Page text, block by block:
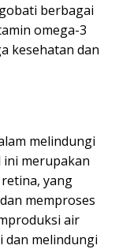
berbagai
omega-3
kesehatan dan
melindungi
ini merupakan
yang
memproses
air
dan melindungi